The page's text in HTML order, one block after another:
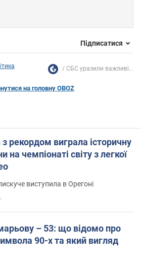
Підписатися
СБС уразили важливі...
на головну OBOZ
рекордом виграла історичну
на чемпіонаті світу з легкої
виступила в Орегоні
– 53: що відомо про
90-х та який вигляд